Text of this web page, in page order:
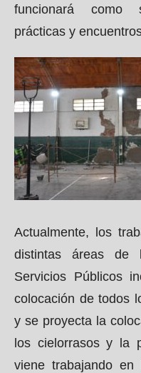
funcionará como
prácticas y
Actualmente, los
distintas áreas de
Servicios Públicos
colocación de todos
y se proyecta la
los cielorrasos y la
viene trabajando